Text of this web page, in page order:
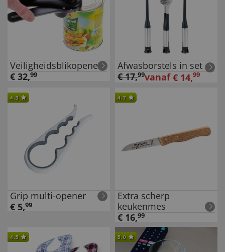
Veiligheidsblikopener
€ 32,99
Afwasborstels in set
€17,99vanaf € 14,99
4.3
Grip multi-opener
€ 5,99
4.7
Extra scherp
keukenmes
€ 16,99
4.5 5.0